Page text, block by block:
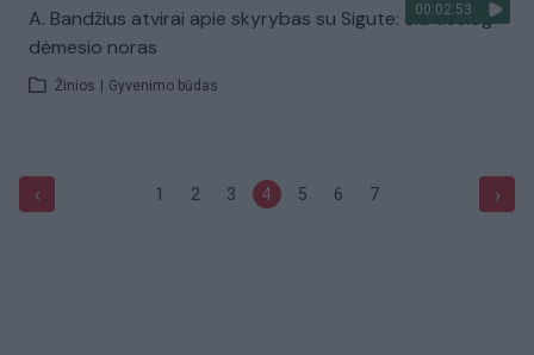
00:02:53
A. Bandžius atvirai apie skyrybas su Sigute: čia tiesiog
dėmesio noras
Žinios Gyvenimo būdas
‹ 1 2 3 4 5 6 7 ›